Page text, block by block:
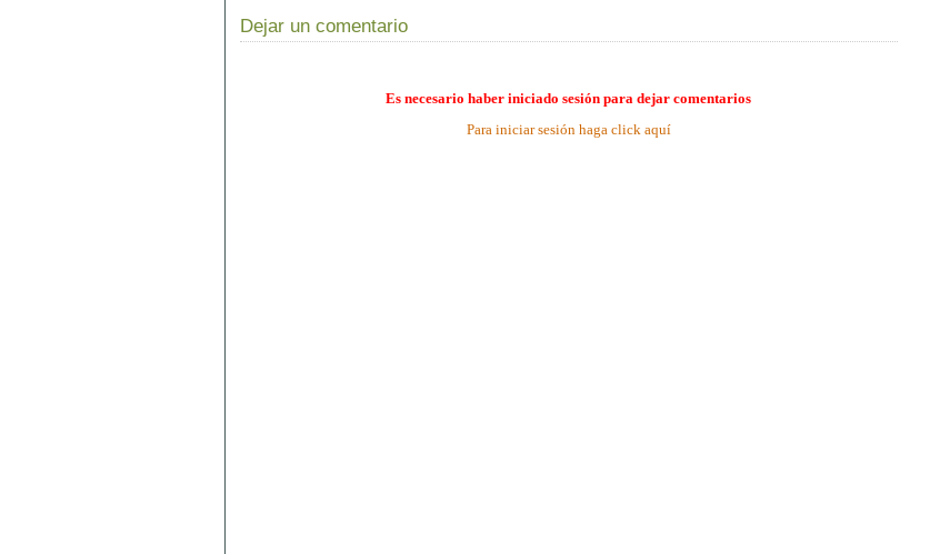
Dejar un comentario
Es necesario haber iniciado sesión para dejar comentarios
Para iniciar sesión haga click aquí